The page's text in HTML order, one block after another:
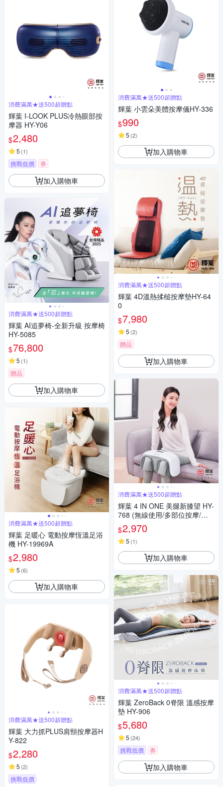
消費滿萬★送500超贈點
輝葉 I-LOOK PLUS冷熱眼部按
摩器 HY-Y06
$2,480
5 (1)
挑戰低價 券
加入購物車
消費滿萬★送500超贈點
輝葉 AI追夢椅-全新升級 按摩椅
HY-5085
$76,800
5 (1)
贈品
加入購物車
消費滿萬★送500超贈點
輝葉 足暖心 電動按摩恆溫足浴
機 HY-19969A
$2,980
5 (6)
加入購物車
消費滿萬★送500超贈點
輝葉 大力抓PLUS肩頸按摩器H
Y-822
$2,280
5 (2)
挑戰低價
消費滿萬★送500超贈點
輝葉 小雲朵美體按摩儀HY-336
$990
5 (2)
加入購物車
消費滿萬★送500超贈點
輝葉 4D溫熱揉槌按摩墊HY-64
0
$7,980
5 (2)
贈品
加入購物車
消費滿萬★送500超贈點
輝葉 4 IN ONE 美腿新膝望 HY-
768 (無線使用/多部位按摩/三
段力度三種按摩手法調節)
$2,970
5 (1)
加入購物車
消費滿萬★送500超贈點
輝葉 ZeroBack 0脊限 溫感按摩
墊 HY-906
$5,680
5 (24)
挑戰低價 券
加入購物車